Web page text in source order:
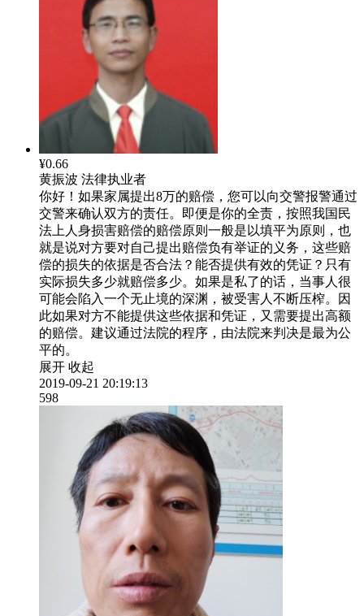
¥0.66
黄振波 法律执业者
你好！如果家属提出8万的赔偿，您可以向交警报警通过
交警来确认双方的责任。即便是你的全责，按照我国民
法上人身损害赔偿的赔偿原则一般是以填平为原则，也
就是说对方要对自己提出赔偿负有举证的义务，这些赔
偿的损失的依据是否合法？能否提供有效的凭证？只有
实际损失多少就赔偿多少。如果是私了的话，当事人很
可能会陷入一个无止境的深渊，被受害人不断压榨。因
此如果对方不能提供这些依据和凭证，又需要提出高额
的赔偿。建议通过法院的程序，由法院来判决是最为公
平的。
展开 收起
2019-09-21 20:19:13
598